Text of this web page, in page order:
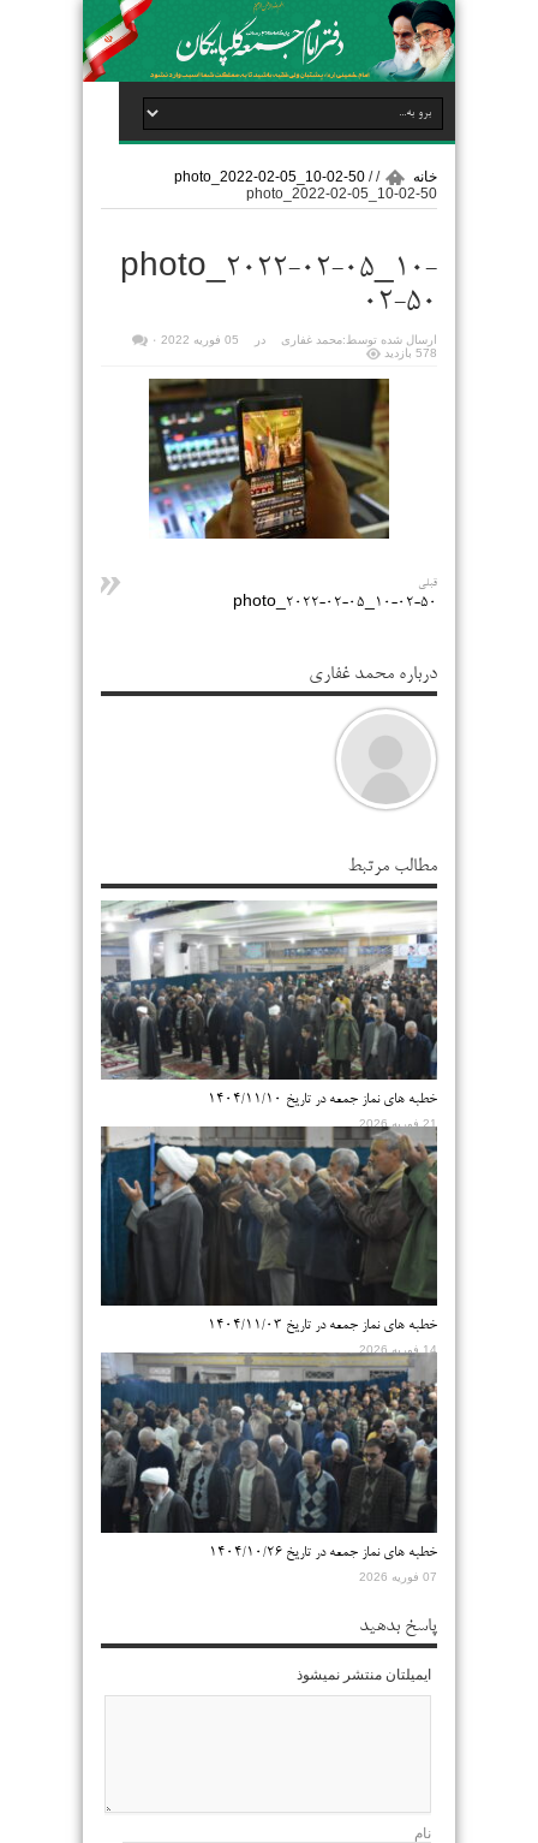
خانه /
photo_2022-02-05_10-02-50 /
photo_2022-02-05_10-02-50
photo_2022-02-05_10-
02-50
ارسال شده توسط:محمد غفاری در
۰
578 بازدید
قبلی
photo_2022-02-05_10-02-50
درباره محمد غفاری
مطالب مرتبط
خطبه های نماز جمعه در تاریخ ۱۴۰۴/۱۱/۱۰
21 فوریه 2026
خطبه های نماز جمعه در تاریخ ۱۴۰۴/۱۱/۰۳
14 فوریه 2026
خطبه های نماز جمعه در تاریخ ۱۴۰۴/۱۰/۲۶
07 فوریه 2026
پاسخ بدهید
ایمیلتان منتشر نمیشوذ
نام